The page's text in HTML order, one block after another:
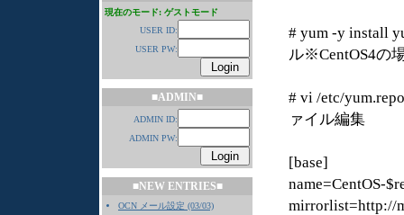
現在のモード: ゲストモード
USER ID:
USER PW:
■ADMIN■
ADMIN ID:
ADMIN PW:
■NEW ENTRIES■
OCN メール設定 (03/03)
# yum -y install
ル※CentOS4の
# vi /etc/
ァイル編集
[base]
name=CentOS-
mirrorlist=http://